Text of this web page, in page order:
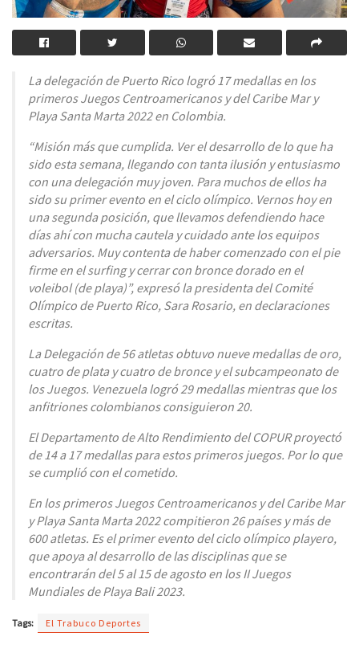
La delegación de Puerto Rico logró 17 medallas en los
primeros Juegos Centroamericanos y del Caribe Mar y
Playa Santa Marta 2022 en Colombia.
“Misión más que cumplida. Ver el desarrollo de lo que ha
sido esta semana, llegando con tanta ilusión y entusiasmo
con una delegación muy joven. Para muchos de ellos ha
sido su primer evento en el ciclo olímpico. Vernos hoy en
una segunda posición, que llevamos defendiendo hace
días ahí con mucha cautela y cuidado ante los equipos
adversarios. Muy contenta de haber comenzado con el pie
firme en el surfing y cerrar con bronce dorado en el
voleibol (de playa)”, expresó la presidenta del Comité
Olímpico de Puerto Rico, Sara Rosario, en declaraciones
escritas.
La Delegación de 56 atletas obtuvo nueve medallas de oro,
cuatro de plata y cuatro de bronce y el subcampeonato de
los Juegos. Venezuela logró 29 medallas mientras que los
anfitriones colombianos consiguieron 20.
El Departamento de Alto Rendimiento del COPUR proyectó
de 14 a 17 medallas para estos primeros juegos. Por lo que
se cumplió con el cometido.
En los primeros Juegos Centroamericanos y del Caribe Mar
y Playa Santa Marta 2022 compitieron 26 países y más de
600 atletas. Es el primer evento del ciclo olímpico playero,
que apoya al desarrollo de las disciplinas que se
encontrarán del 5 al 15 de agosto en los II Juegos
Mundiales de Playa Bali 2023.
Tags: El Trabuco Deportes